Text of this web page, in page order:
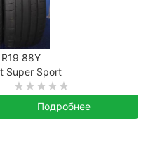
88Y
Super Sport
Подробнее